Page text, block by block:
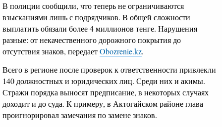
В полиции сообщили, что теперь не ограничиваются
взысканиями лишь с подрядчиков. В общей сложности
выплатить обязали более 4 миллионов тенге. Нарушения
разные: от некачественного дорожного покрытия до
отсутствия знаков, передаетObozrenie.kz.
Всего в регионе после проверок к ответственности привлекли
140 должностных и юридических лиц. Среди них и акимы.
Стражи порядка выносят предписание, в некоторых случаях
доходит и до суда. К примеру, в Актогайском районе глава
проигнорировал замечания по замене знаков.